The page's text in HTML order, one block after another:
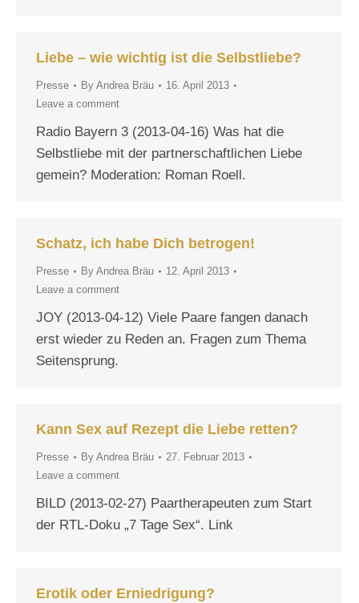
Liebe – wie wichtig ist die Selbstliebe?
Presse By Andrea Bräu
16. April 2013
Leave a comment
Radio Bayern 3 (2013-04-16) Was hat die
Selbstliebe mit der partnerschaftlichen Liebe
gemein? Moderation: Roman Roell.
Schatz, ich habe Dich betrogen!
Presse By Andrea Bräu
12. April 2013
Leave a comment
JOY (2013-04-12) Viele Paare fangen danach
erst wieder zu Reden an. Fragen zum Thema
Seitensprung.
Kann Sex auf Rezept die Liebe retten?
Presse By Andrea Bräu
27. Februar 2013
Leave a comment
BILD (2013-02-27) Paartherapeuten zum Start
der RTL-Doku „7 Tage Sex“. Link
Erotik oder Erniedrigung?